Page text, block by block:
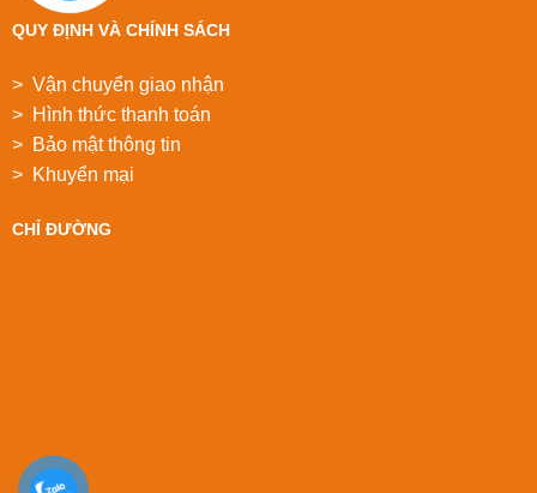
QUY ĐỊNH VÀ CHÍNH SÁCH
> Vận chuyển giao nhận
> Hình thức thanh toán
> Bảo mật thông tin
> Khuyển mại
CHỈ ĐƯỜNG